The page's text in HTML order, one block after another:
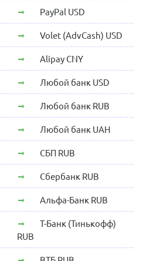
PayPal USD
Volet (AdvCash) USD
Alipay CNY
Любой банк USD
Любой банк RUB
Любой банк UAH
СБП RUB
Сбербанк RUB
Альфа-Банк RUB
Т-Банк (Тинькофф)
RUB